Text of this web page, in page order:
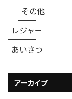
その他
レジャー
あいさつ
アーカイブ